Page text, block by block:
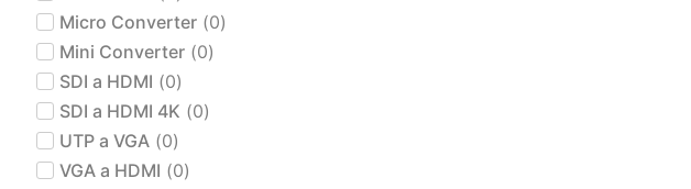
Micro Converter (0)
Mini Converter (0)
SDI a HDMI (0)
SDI a HDMI 4K (0)
UTP a VGA (0)
VGA a HDMI (0)